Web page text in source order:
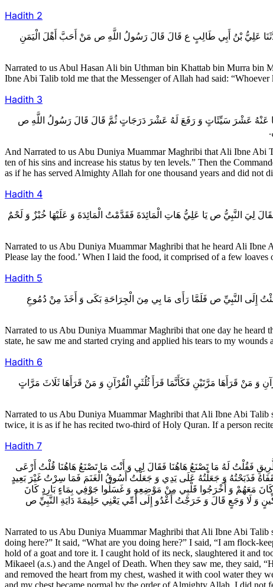
Hadith 2
عَلِيُّ بْنُ أَبِي طَالِبٍ ع قَالَ قَالَ رَسُولُ اللَّهِ ص‌ مَنْ أَحَبَّ أَهْلَ الْيَمَنِ
Narrated to us Abul Hasan Ali bin Uthman bin Khattab bin Murra bin
Ibne Abi Talib told me that the Messenger of Allah had said:
Hadith 3
عَنْهُ عَشْرَ سَيِّئَاتٍ وَ رَفَعَ لَهُ عَشْرَ دَرَجَاتٍ ثُمَّ قَالَ قَالَ رَسُولُ اللَّهِ ص
And Narrated to us Abu Duniya Muammar Maghribi that Ali Ibne Abi
ten of his sins and increase his status by ten levels.” Then the
as if he has served Almighty Allah for one thousand years and did not
Hadith 4
النَّبِيُّ ص يَا عَلِيُّ هَاتِ الْمَائِدَةَ فَقَدَّمْتُ الْمَائِدَةَ وَ عَلَيْهَا خُبْزٌ وَ لَحْمٌ
Narrated to us Abu Duniya Muammar Maghribi that he heard Ali Ibne
Please lay the food.’ When I laid the food, it comprised of a few loaves
Hadith 5
إِلَى النَّبِيِّ ص فَلَمَّا رَأَى مَا بِي مِنَ الْجِرَاحَةِ بَكَى وَ أَخَذَ مِنْ دُمُوعِ
Narrated to us Abu Duniya Muammar Maghribi that one day he
state, he saw me and started crying and applied his tears to my wounds
Hadith 6
وَ مَنْ قَرَأَهَا مَرَّتَيْنِ فَكَأَنَّمَا قَرَأَ ثُلُثَيِ الْقُرْآنِ وَ مَنْ قَرَأَهَا ثَلَاثَ مَرَّاتٍ
Narrated to us Abu Duniya Muammar Maghribi that Ali Ibne Abi Talib
twice, it is as if he has recited two-third of Holy Quran. If a person
Hadith 7
فَقُلْتُ لَهُ مَا تَصْنَعُ هَاهُنَا فَقَالَ لِي وَ أَنْتَ مَا تَصْنَعُ هَاهُنَا قُلْتُ أَرْعَى
فَذَبَحْتُهُ وَ جَعَلْتُهُ عَلَى يَدِي وَ جَعَلْتُ أَسُوقُ الْغَنَمَ فَمَا سِرْتُ غَيْرَ بَعِيدٍ
كَانَ مَعَهُمْ وَ أَخْرَجُوا قَلْبِي مِنْ مَوْضِعِهِ وَ غَسَلُوا جَوْفِي بِمَاءٍ بَارِدٍ كَانَ
وَ لَا وَجَعٍ قَالَ وَ خَرَجْتُ أَعْدُو إِلَى أُمِّي يَعْنِي حَلِيمَةَ دَايَةِ النَّبِيِّ ص
Narrated to us Abu Duniya Muammar Maghribi that Ali Ibne Abi Talib
doing here?” It said, “What are you doing here?” I said, “I am flock-
hold of a goat and tore it. I caught hold of its neck, slaughtered it and
Mikaeel (a.s.) and the Angel of Death. When they saw me, they said,
and removed the heart from my chest, washed it with cool water they
and my chest became normal by the order of Almighty Allah. I did not